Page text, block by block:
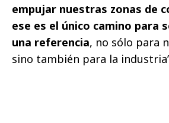
empujar nuestras zonas de
ese es el único camino para
una referencia, no sólo para
sino también para la